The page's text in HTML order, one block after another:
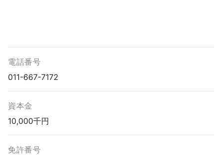
電話番号
011-667-7172
資本金
10,000千円
免許番号